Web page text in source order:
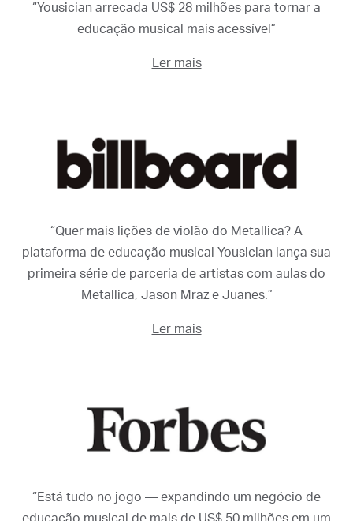
“Yousician arrecada US$ 28 milhões para tornar a
educação musical mais acessível”
Ler mais
“Quer mais lições de violão do Metallica? A
plataforma de educação musical Yousician lança sua
primeira série de parceria de artistas com aulas do
Metallica, Jason Mraz e Juanes.”
Ler mais
“Está tudo no jogo — expandindo um negócio de
educação musical de mais de US$ 50 milhões em um